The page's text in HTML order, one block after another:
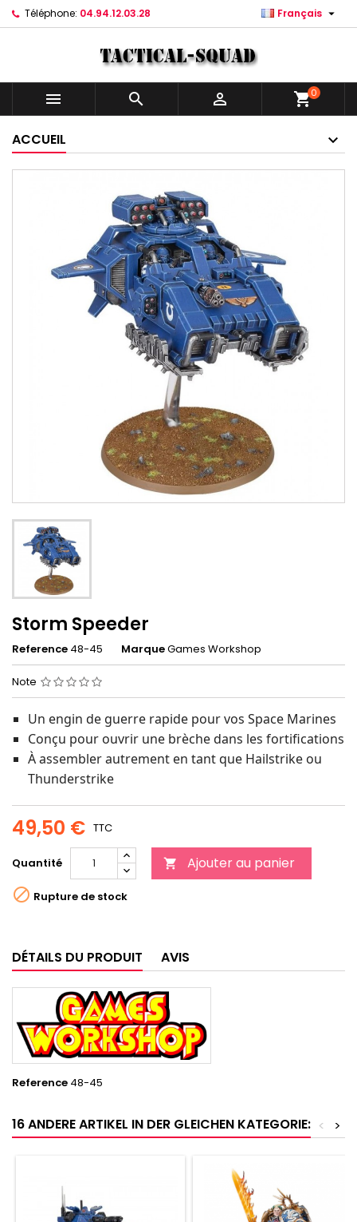
Téléphone: 04.94.12.03.28 Français 
   shopping_cart0
ACCUEIL
Storm Speeder
Reference 48-45 MarqueGames Workshop
Note
Un engin de guerre rapide pour vos Space Marines
Conçu pour ouvrir une brèche dans les fortifications
À assembler autrement en tant que Hailstrike ou
Thunderstrike
49,50 € TTC
Quantité  Ajouter au panier
 Rupture de stock
DÉTAILS DU PRODUIT AVIS
Reference 48-45
16 ANDERE ARTIKEL IN DER GLEICHEN KATEGORIE: >
<